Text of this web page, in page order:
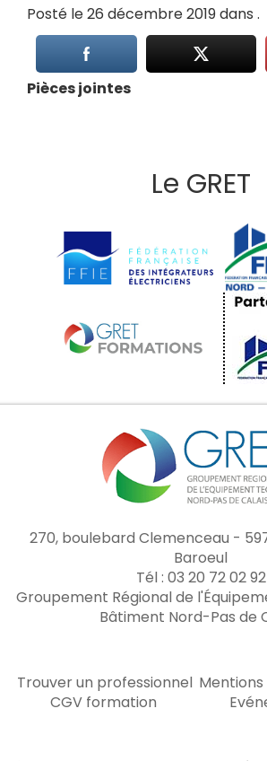
Posté le 26 décembre 2019 dans .
Pièces jointes
Le GRET
270, boulebard Clemenceau -
Baroeul
Tél : 03 20 72 02 92
Groupement Régional de
Bâtiment Nord-Pas de
Trouver un professionnel Mentions
CGV formation